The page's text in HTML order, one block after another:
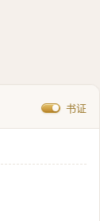
书证